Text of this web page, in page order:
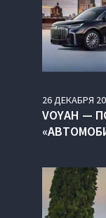
26ДЕКАБРЯ
VOYAH —